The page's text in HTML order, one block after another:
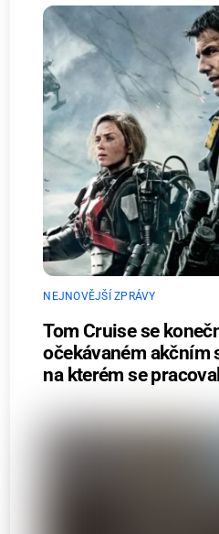
NEJNOVĚJŠÍ ZPRÁVY
Tom Cruise se
očekávaném akčním
na kterém se